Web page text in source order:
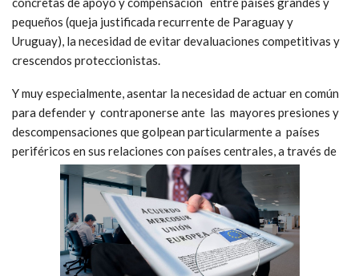
pequeños (queja justificada recurrente de Paraguay y
Uruguay), la necesidad de evitar devaluaciones competitivas y
crescendos proteccionistas.
Y muy especialmente, asentar la necesidad de actuar en común
para defender y contraponerse ante las mayores presiones y
descompensaciones que golpean particularmente a países
periféricos en sus relaciones con países centrales, a través de